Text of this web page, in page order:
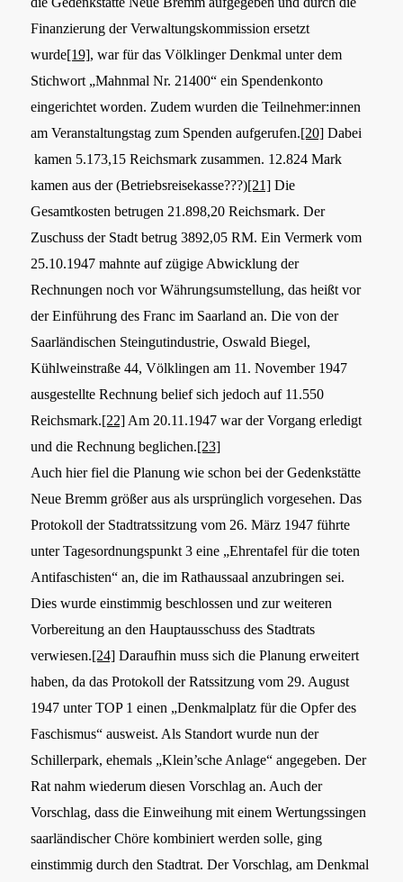
Finanzierung der Verwaltungskommission ersetzt
wurde[19], war für das Völklinger Denkmal unter dem
Stichwort „Mahnmal Nr. 21400“ ein Spendenkonto
eingerichtet worden. Zudem wurden die Teilnehmer:innen
am Veranstaltungstag zum Spenden aufgerufen.[20]Dabei
kamen 5.173,15 Reichsmark zusammen. 12.824 Mark
kamen aus der (Betriebsreisekasse???)[21]Die
Gesamtkosten betrugen 21.898,20 Reichsmark. Der
Zuschuss der Stadt betrug 3892,05 RM. Ein Vermerk vom
25.10.1947 mahnte auf zügige Abwicklung der
Rechnungen noch vor Währungsumstellung, das heißt vor
der Einführung des Franc im Saarland an. Die von der
Saarländischen Steingutindustrie, Oswald Biegel,
Kühlweinstraße 44, Völklingen am 11. November 1947
ausgestellte Rechnung belief sich jedoch auf 11.550
Reichsmark.[22]Am 20.11.1947 war der Vorgang erledigt
und die Rechnung beglichen.[23]
Auch hier fiel die Planung wie schon bei der Gedenkstätte
Neue Bremm größer aus als ursprünglich vorgesehen. Das
Protokoll der Stadtratssitzung vom 26. März 1947 führte
unter Tagesordnungspunkt 3 eine „Ehrentafel für die toten
Antifaschisten“ an, die im Rathaussaal anzubringen sei.
Dies wurde einstimmig beschlossen und zur weiteren
Vorbereitung an den Hauptausschuss des Stadtrats
verwiesen.[24]Daraufhin muss sich die Planung erweitert
haben, da das Protokoll der Ratssitzung vom 29. August
1947 unter TOP 1 einen „Denkmalplatz für die Opfer des
Faschismus“ ausweist. Als Standort wurde nun der
Schillerpark, ehemals „Klein’sche Anlage“ angegeben. Der
Rat nahm wiederum diesen Vorschlag an. Auch der
Vorschlag, dass die Einweihung mit einem Wertungssingen
saarländischer Chöre kombiniert werden solle, ging
einstimmig durch den Stadtrat. Der Vorschlag, am Denkmal